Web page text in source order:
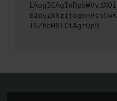
IGZhbHNlCiAgfQp9